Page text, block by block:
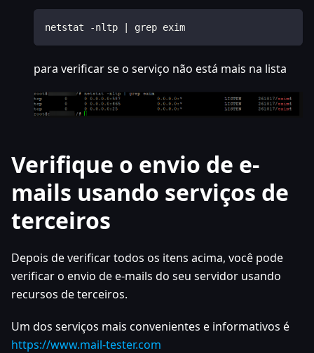
netstat -nltp | grep exim
para verificar se o serviço não está mais na lista
Verifique o envio de e-
mails usando serviços de
terceiros
Depois de verificar todos os itens acima, você pode
verificar o envio de e-mails do seu servidor usando
recursos de terceiros.
Um dos serviços mais convenientes e informativos é
https://www.mail-tester.com